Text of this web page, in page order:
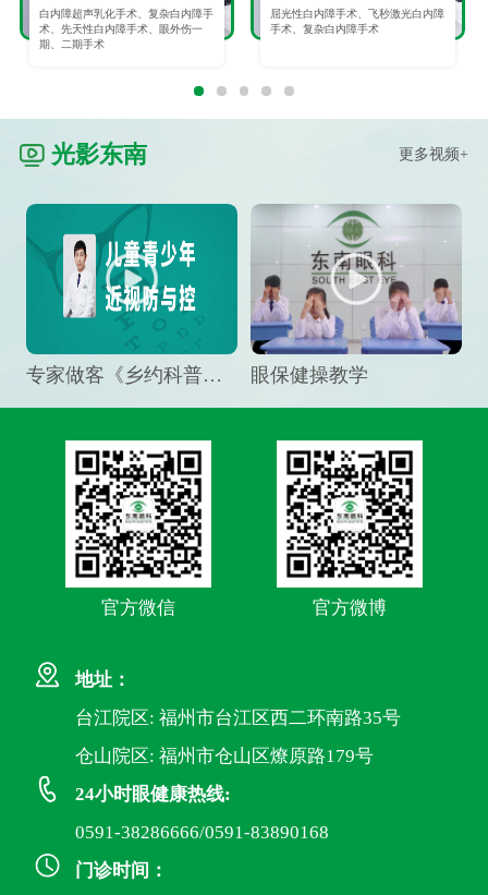
白内障超声乳化手术、复杂白内障手
术、先天性白内障手术、眼外伤一
期、二期手术
屈光性白内障手术、飞秒激光白内障
手术、复杂白内障手术
光影东南 更多视频+
专家做客《乡约科普》栏目，预防孩子近视竟然这么“简单” 眼保健操教学
官方微信 官方微博
地址：
台江院区: 福州市台江区西二环南路35号
仓山院区: 福州市仓山区燎原路179号
24小时眼健康热线:
0591-38286666/0591-83890168
门诊时间：